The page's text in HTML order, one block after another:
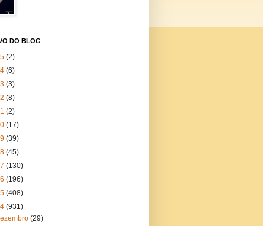
DO BLOG
(2)
(6)
(3)
(8)
(2)
(17)
(39)
(45)
(130)
(196)
(408)
(931)
(29)